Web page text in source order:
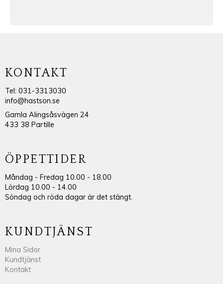
KONTAKT
Tel: 031-3313030
info@hastson.se
Gamla Alingsåsvägen 24
433 38 Partille
ÖPPETTIDER
Måndag - Fredag 10.00 - 18.00
Lördag 10.00 - 14.00
Söndag och röda dagar är det stängt.
KUNDTJÄNST
Mina Sidor
Kundtjänst
Kontakt